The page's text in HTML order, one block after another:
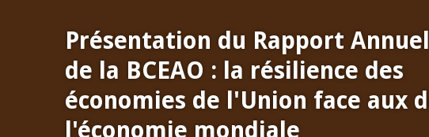
Réunion semestrielle du Groupe
Consultatif Régional pour
subsaharienne du Conseil de
Financière à Maurice